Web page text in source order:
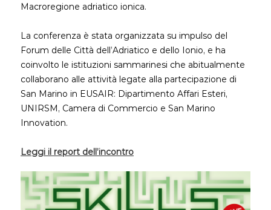
Macroregione adriatico ionica.
La conferenza è stata organizzata su impulso del
Forum delle Città dell’Adriatico e dello Ionio, e ha
coinvolto le istituzioni sammarinesi che abitualmente
collaborano alle attività legate alla partecipazione di
San Marino in EUSAIR: Dipartimento Affari Esteri,
UNIRSM, Camera di Commercio e San Marino
Innovation.
Leggi il report dell’incontro